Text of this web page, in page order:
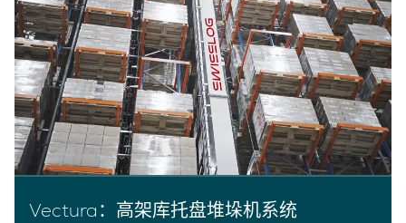
Vectura：高架库托盘堆垛机系统